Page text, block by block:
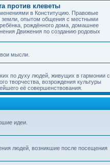
против клеветы
в Конституцию. Правовые
земли, опытом общения с местными
рождённого дома, домашнее
Движения по созданию родовых
мысли.
по духу людей, живущих в гармонии с
творчества, возрождения культуры
её совершенствования.
идеи.
людей, возникшие после посещения